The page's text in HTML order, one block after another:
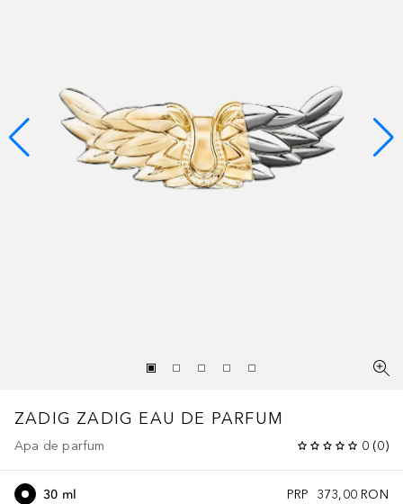
ZADIG ZADIG EAU DE PARFUM
Apa de parfum 0 (0)
PRP 373,00 RON
30 ml